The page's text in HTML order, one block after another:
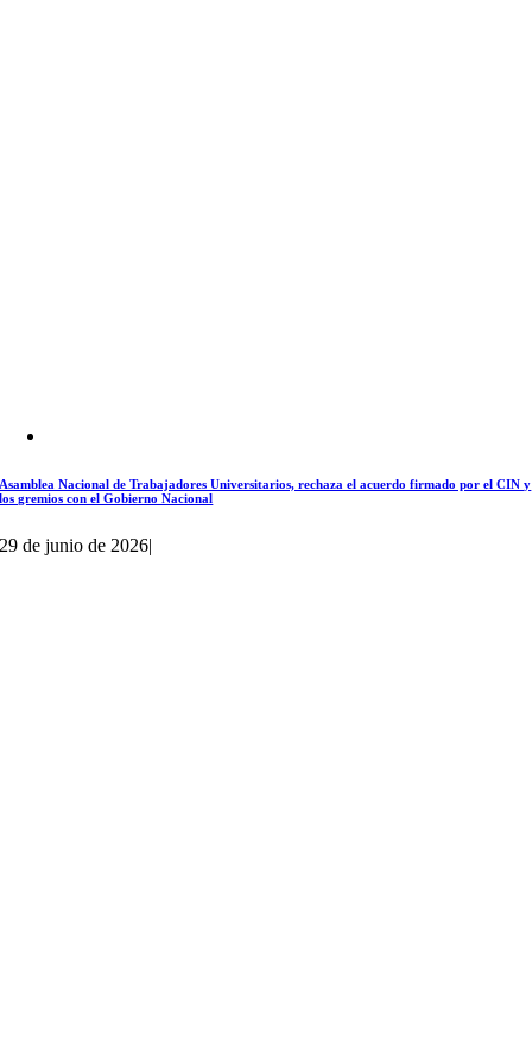
Asamblea Nacional de Trabajadores Universitarios, rechaza el acuerdo firmado por el CIN y
los gremios con el Gobierno Nacional
29 de junio de 2026|